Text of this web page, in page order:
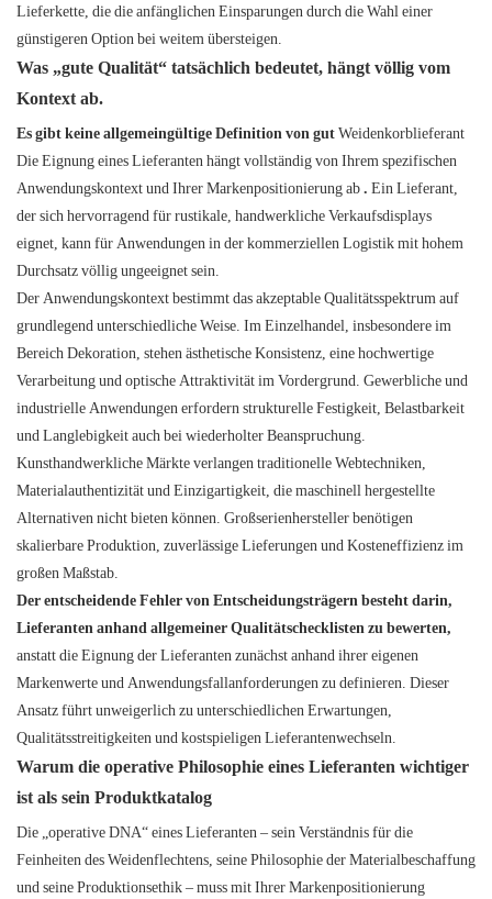
Lieferkette, die die anfänglichen Einsparungen durch die Wahl einer
günstigeren Option bei weitem übersteigen.
Was „gute Qualität“ tatsächlich bedeutet, hängt völlig vom
Kontext ab.
Es gibt keine allgemeingültige Definition von gutWeidenkorblieferant
Die Eignung eines Lieferanten hängt vollständig von Ihrem spezifischen
Anwendungskontext und Ihrer Markenpositionierung ab. Ein Lieferant,
der sich hervorragend für rustikale, handwerkliche Verkaufsdisplays
eignet, kann für Anwendungen in der kommerziellen Logistik mit hohem
Durchsatz völlig ungeeignet sein.
Der Anwendungskontext bestimmt das akzeptable Qualitätsspektrum auf
grundlegend unterschiedliche Weise. Im Einzelhandel, insbesondere im
Bereich Dekoration, stehen ästhetische Konsistenz, eine hochwertige
Verarbeitung und optische Attraktivität im Vordergrund. Gewerbliche und
industrielle Anwendungen erfordern strukturelle Festigkeit, Belastbarkeit
und Langlebigkeit auch bei wiederholter Beanspruchung.
Kunsthandwerkliche Märkte verlangen traditionelle Webtechniken,
Materialauthentizität und Einzigartigkeit, die maschinell hergestellte
Alternativen nicht bieten können. Großserienhersteller benötigen
skalierbare Produktion, zuverlässige Lieferungen und Kosteneffizienz im
großen Maßstab.
Der entscheidende Fehler von Entscheidungsträgern besteht darin,
Lieferanten anhand allgemeiner Qualitätschecklisten zu bewerten,
anstatt die Eignung der Lieferanten zunächst anhand ihrer eigenen
Markenwerte und Anwendungsfallanforderungen zu definieren. Dieser
Ansatz führt unweigerlich zu unterschiedlichen Erwartungen,
Qualitätsstreitigkeiten und kostspieligen Lieferantenwechseln.
Warum die operative Philosophie eines Lieferanten wichtiger
ist als sein Produktkatalog
Die „operative DNA“ eines Lieferanten – sein Verständnis für die
Feinheiten des Weidenflechtens, seine Philosophie der Materialbeschaffung
und seine Produktionsethik – muss mit Ihrer Markenpositionierung